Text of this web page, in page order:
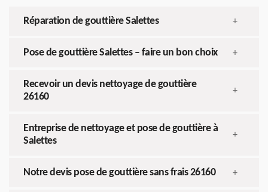
Réparation de gouttière Salettes +
Pose de gouttière Salettes – faire un bon choix +
Recevoir un devis nettoyage de gouttière
26160
+
Entreprise de nettoyage et pose de gouttière à
Salettes
+
Notre devis pose de gouttière sans frais 26160 +